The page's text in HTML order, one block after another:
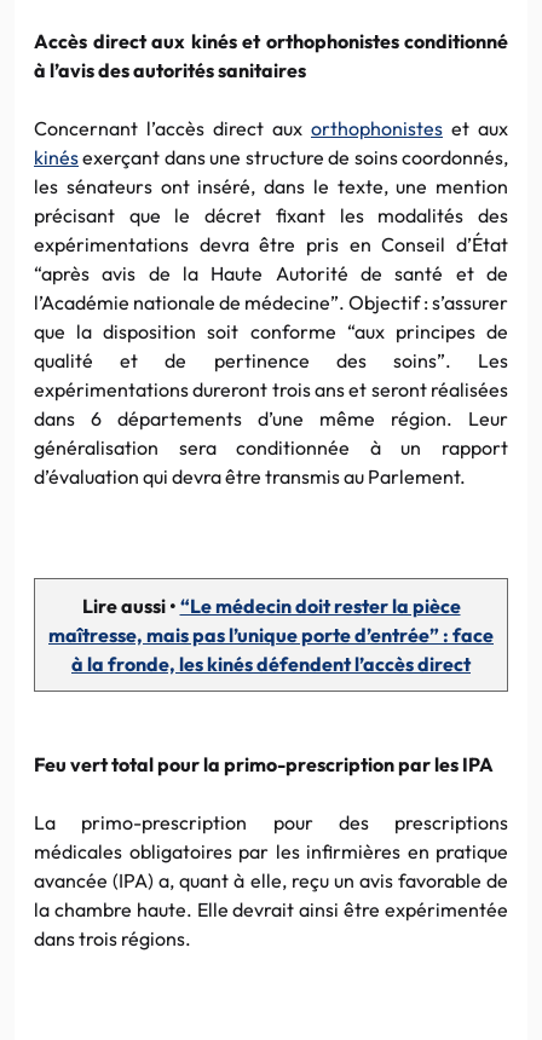
Accès direct aux kinés et orthophonistes conditionné
à l’avis des autorités sanitaires
Concernant l’accès direct aux orthophonistes et aux
kinésexerçant dans une structure de soins coordonnés,
les sénateurs ont inséré, dans le texte, une mention
précisant que le décret fixant les modalités des
expérimentations devra être pris en Conseil d’État
“après avis de la Haute Autorité de santé et de
l’Académie nationale de médecine”. Objectif : s’assurer
que la disposition soit conforme “aux principes de
qualité et de pertinence des soins”. Les
expérimentations dureront trois ans et seront réalisées
dans 6 départements d’une même région. Leur
généralisation sera conditionnée à un rapport
d’évaluation qui devra être transmis au Parlement.
Lire aussi • “Le médecin doit rester la pièce
maîtresse, mais pas l’unique porte d’entrée” : face
à la fronde, les kinés défendent l’accès direct
Feu vert total pour la primo-prescription par les IPA
La primo-prescription pour des prescriptions
médicales obligatoires par les infirmières en pratique
avancée (IPA) a, quant à elle, reçu un avis favorable de
la chambre haute. Elle devrait ainsi être expérimentée
dans trois régions.